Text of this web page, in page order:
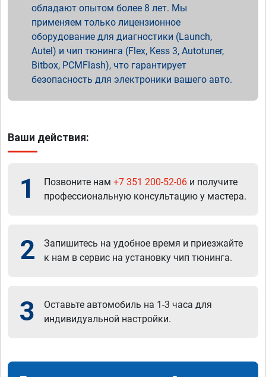
обладают опытом более 8 лет. Мы
применяем только лицензионное
оборудование для диагностики (Launch,
Autel) и чип тюнинга (Flex, Kess 3, Autotuner,
Bitbox, PCMFlash), что гарантирует
безопасность для электроники вашего авто.
Ваши действия:
1 Позвоните нам +7 351 200-52-06 и получите
профессиональную консультацию у мастера.
2
Запишитесь на удобное время и приезжайте
к нам в сервис на установку чип тюнинга.
3
Оставьте автомобиль на 1-3 часа для
индивидуальной настройки.